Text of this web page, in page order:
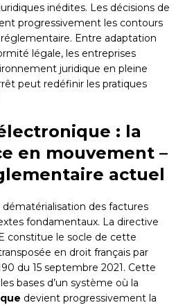
inédites. Les décisions de
progressivement les contours
Entre adaptation
légale, les entreprises
juridique en pleine
peut redéfinir les pratiques
: la
en mouvement –
actuel
des factures
fondamentaux. La directive
constitue le socle de cette
en droit français par
du 15 septembre 2021. Cette
bases d’un système où la
devient progressivement la